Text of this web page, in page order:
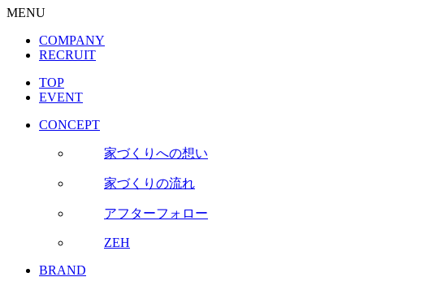
MENU
COMPANY
RECRUIT
TOP
EVENT
CONCEPT
家づくりへの想い
家づくりの流れ
アフターフォロー
ZEH
BRAND